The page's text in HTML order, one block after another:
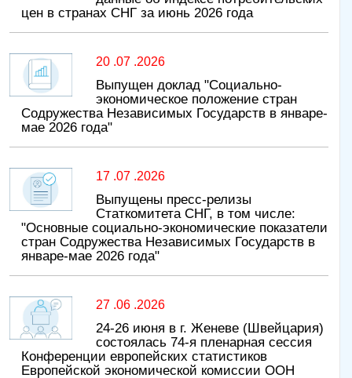
цен в странах СНГ за июнь 2026 года
20 .07 .2026
Выпущен доклад "Социально-
экономическое положение стран
Содружества Независимых Государств в январе-
мае 2026 года"
17 .07 .2026
Выпущены пресс-релизы
Статкомитета СНГ, в том числе:
"Основные социально-экономические показатели
стран Содружества Независимых Государств в
январе-мае 2026 года"
27 .06 .2026
24-26 июня в г. Женеве (Швейцария)
состоялась 74-я пленарная сессия
Конференции европейских статистиков
Европейской экономической комиссии ООН